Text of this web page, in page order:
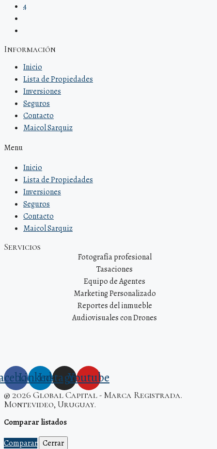
4
Información
Inicio
Lista de Propiedades
Inversiones
Seguros
Contacto
Maicol Sarquiz
Menu
Inicio
Lista de Propiedades
Inversiones
Seguros
Contacto
Maicol Sarquiz
Servicios
Fotografía profesional
Tasaciones
Equipo de Agentes
Marketing Personalizado
Reportes del inmueble
Audiovisuales con Drones
Linkedin
Instagram
Youtube
® 2026 Global Capital - Marca Registrada.
Montevideo, Uruguay.
Comparar listados
Comparar Cerrar